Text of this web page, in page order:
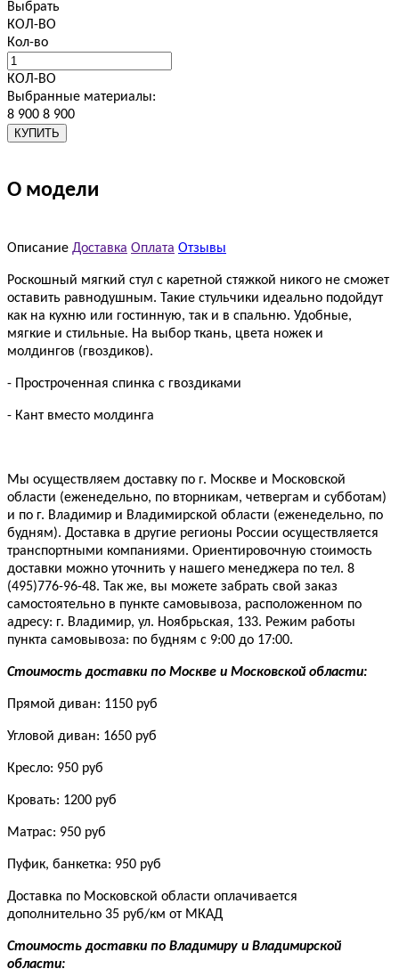
Выбрать
КОЛ-ВО
Кол-во
КОЛ-ВО
Выбранные материалы:
8 900 8 900
КУПИТЬ
О модели
Описание Доставка Оплата Отзывы
Роскошный мягкий стул с каретной стяжкой никого не сможет
оставить равнодушным. Такие стульчики идеально подойдут
как на кухню или гостинную, так и в спальню. Удобные,
мягкие и стильные. На выбор ткань, цвета ножек и
молдингов (гвоздиков).
- Простроченная спинка с гвоздиками
- Кант вместо молдинга
Мы осуществляем доставку по г. Москве и Московской
области (еженедельно, по вторникам, четвергам и субботам)
и по г. Владимир и Владимирской области (еженедельно, по
будням). Доставка в другие регионы России осуществляется
транспортными компаниями. Ориентировочную стоимость
доставки можно уточнить у нашего менеджера по тел. 8
(495)776-96-48. Так же, вы можете забрать свой заказ
самостоятельно в пункте самовывоза, расположенном по
адресу: г. Владимир, ул. Ноябрьская, 133. Режим работы
пункта самовывоза: по будням с 9:00 до 17:00.
Стоимость доставки по Москве и Московской области:
Прямой диван: 1150 руб
Угловой диван: 1650 руб
Кресло: 950 руб
Кровать: 1200 руб
Матрас: 950 руб
Пуфик, банкетка: 950 руб
Доставка по Московской области оплачивается
дополнительно 35 руб/км от МКАД
Стоимость доставки по Владимиру и Владимирской
области: